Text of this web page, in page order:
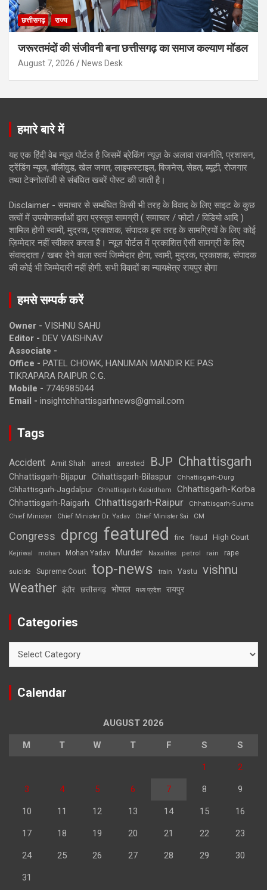
छत्तीसगढ़ राज्य
जरूरतमंदों की संजीवनी बना छत्तीसगढ़ का समाज कल्याण मॉडल
August 7, 2026 News Desk
हमारे बारे में
यह एक हिंदी वेब न्यूज़ पोर्टल है जिसमें ब्रेकिंग न्यूज़ के अलावा राजनीति, प्रशासन,
ट्रेंडिंग न्यूज, बॉलीवुड, खेल जगत, लाइफस्टाइल, बिजनेस, सेहत, ब्यूटी, रोजगार
तथा टेक्नोलॉजी से संबंधित खबरें पोस्ट की जाती है।
Disclaimer - समाचार से सम्बंधित किसी भी तरह के विवाद के लिए साइट के कुछ
तत्वों में उपयोगकर्ताओं द्वारा प्रस्तुत सामग्री ( समाचार / फोटो / विडियो आदि )
शामिल होगी स्वामी, मुद्रक, प्रकाशक, संपादक इस तरह के सामग्रियों के लिए कोई
ज़िम्मेदार नहीं स्वीकार करता है। न्यूज़ पोर्टल में प्रकाशित ऐसी सामग्री के लिए
संवाददाता / खबर देने वाला स्वयं जिम्मेदार होगा, स्वामी, मुद्रक, प्रकाशक, संपादक
की कोई भी जिम्मेदारी नहीं होगी. सभी विवादों का न्यायक्षेत्र रायपुर होगा
हमसे सम्पर्क करें
Owner - VISHNU SAHU
Editor - DEV VAISHNAV
Associate -
Office - PATEL CHOWK, HANUMAN MANDIR KE PAS
TIKRAPARA RAIPUR C.G.
Mobile - 7746985044
Email - insightchhattisgarhnews@gmail.com
Tags
Accident Amit Shah arrest arrested BJP Chhattisgarh
Chhattisgarh-Bijapur Chhattisgarh-Bilaspur Chhattisgarh-Durg
Chhattisgarh-Jagdalpur Chhattisgarh-Kabirdham Chhattisgarh-Korba
Chhattisgarh-Raigarh Chhattisgarh-Raipur
Chhattisgarh-Sukma
Chief Minister
Chief Minister Dr. Yadav Chief Minister Sai CM
Congress dprcg featured fire fraud High Court
Kejriwal mohan Mohan Yadav Murder Naxalites petrol rain rape
suicide Supreme Court top-news train Vastu vishnu
Weather इंदौर छत्तीसगढ़ भोपाल मध्य प्रदेश रायपुर
Categories
Calendar
AUGUST 2026
M T W T F S S
1 2
3 4 5 6 7 8 9
10 11 12 13 14 15 16
17 18 19 20 21 22 23
24 25 26 27 28 29 30
31